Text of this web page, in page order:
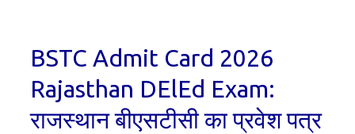
BSTC Admit Card 2026
Rajasthan DElEd Exam:
राजस्थान बीएसटीसी का प्रवेश पत्र